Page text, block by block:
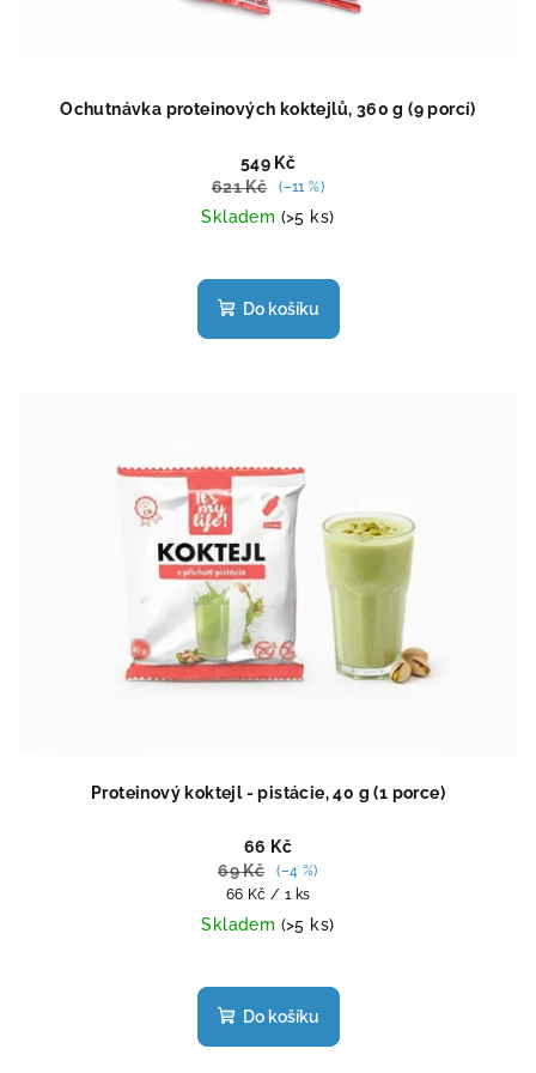
Ochutnávka proteinových koktejlů, 360 g (9 porcí)
549 Kč
621 Kč
(–11 %)
Skladem (>5 ks)
hodnocení
produktu
Do košíku
Proteinový koktejl - pistácie, 40 g (1 porce)
66 Kč
69 Kč
(–4 %)
Měrná
cena:
66 Kč / 1 ks
Skladem (>5 ks)
hodnocení
produktu
Do košíku